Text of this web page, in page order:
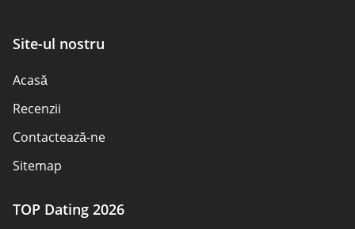
Site-ul nostru
Acasă
Recenzii
Contactează-ne
Sitemap
TOP Dating 2026